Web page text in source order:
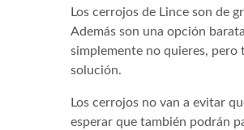
Los cerrojos de Lince son de
Además son una opción
simplemente no quieres, pero
solución.
Los cerrojos no van a evitar
esperar que también podrán